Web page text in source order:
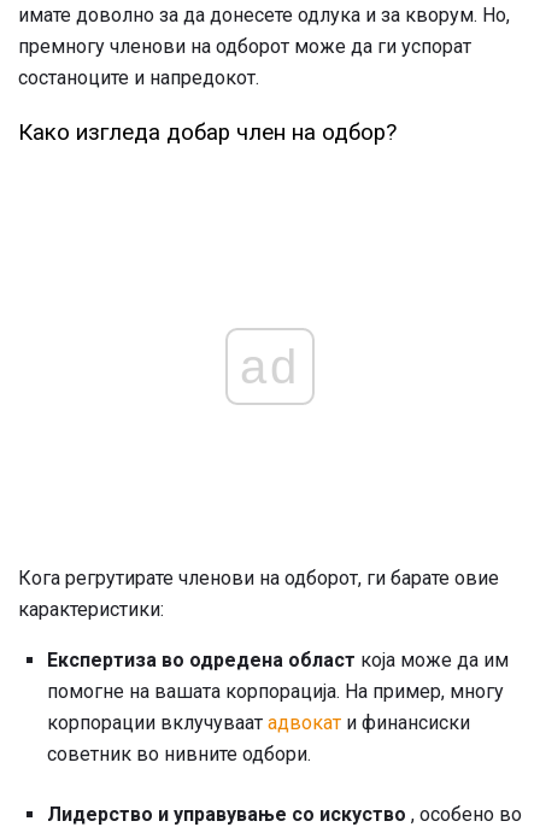
имате доволно за да донесете одлука и за кворум. Но,
премногу членови на одборот може да ги успорат
состаноците и напредокот.
Како изгледа добар член на одбор?
ad
Кога регрутирате членови на одборот, ги барате овие
карактеристики:
Експертиза во одредена област која може да им
помогне на вашата корпорација. На пример, многу
корпорации вклучуваат адвокат и финансиски
советник во нивните одбори.
Лидерство и управување со искуство , особено во